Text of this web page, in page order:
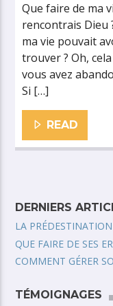
Que faire de ma
rencontrais Dieu
ma vie pouvait
trouver ? Oh,
vous avez
Si […]
READ
DERNIERS
LA
QUE FAIRE DE SES
COMMENT GÉRER
TÉMOIGNAGES